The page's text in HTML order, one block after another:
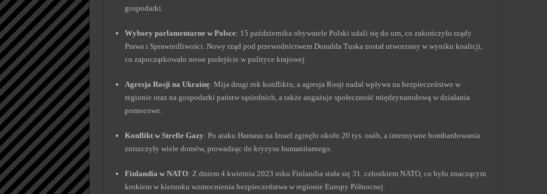
gospodarki.
Wybory parlamentarne w Polsce: 15 października obywatele Polski udali się do urn, co zakończyło rządy
Prawa i Sprawiedliwości. Nowy rząd pod przewodnictwem Donalda Tuska został utworzony w wyniku koalicji,
co zapoczątkowało nowe podejście w polityce krajowej.
Agresja Rosji na Ukrainę: Mija drugi rok konfliktu, a agresja Rosji nadal wpływa na bezpieczeństwo w
regionie oraz na gospodarki państw sąsiednich, a także angażuje społeczność międzynarodową w działania
pomocowe.
Konflikt w Strefie Gazy: Po ataku Hamasu na Izrael zginęło około 20 tys. osób, a intensywne bombardowania
zniszczyły wiele domów, prowadząc do kryzysu humanitarnego.
Finlandia w NATO: Z dniem 4 kwietnia 2023 roku Finlandia stała się 31. członkiem NATO, co było znaczącym
krokiem w kierunku wzmocnienia bezpieczeństwa w regionie Europy Północnej.